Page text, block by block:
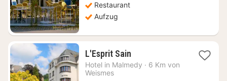
Restaurant
Aufzug
L'Esprit Sain1
Nacht
ab
Hotel in Malmedy · 6 Km von
Weismes